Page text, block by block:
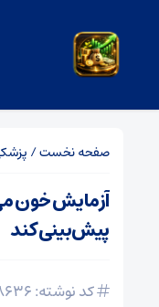
صفحه نخست/
آزمایش خون
پیش‌بینی کند
کد نوشته: 158636